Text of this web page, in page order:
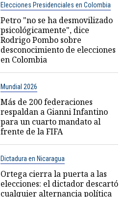
Elecciones Presidenciales en Colombia
Petro "no se ha desmovilizado
psicológicamente", dice
Rodrigo Pombo sobre
desconocimiento de elecciones
en Colombia
Mundial 2026
Más de 200 federaciones
respaldan a Gianni Infantino
para un cuarto mandato al
frente de la FIFA
Dictadura en Nicaragua
Ortega cierra la puerta a las
elecciones: el dictador descartó
cualquier alternancia política